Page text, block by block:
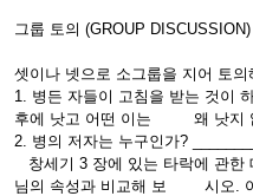
그룹 토의 (GROUP DISCUSSION)
셋이나 넷으로 소그룹을 지어 토의
1. 병든 자들이 고침을 받는 것이
후에 낫고 어떤 이는 왜 낫지
2. 병의 저자는 누구인가?
창세기 3 장에 있는 타락에 관한
님의 속성과 비교해 보 시오. 어